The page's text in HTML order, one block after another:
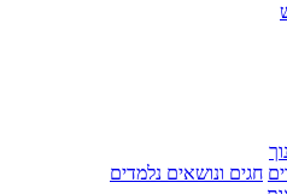
חגים ונושאים נלמדים